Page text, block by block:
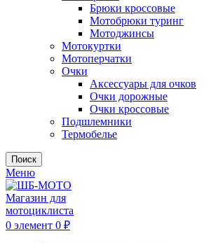
Брюки кроссовые
Мотобрюки туринг
Мотоджинсы
Мотокуртки
Мотоперчатки
Очки
Аксессуары для очков
Очки дорожные
Очки кроссовые
Подшлемники
Термобелье
Поиск
Меню
0 элемент 0 ₽